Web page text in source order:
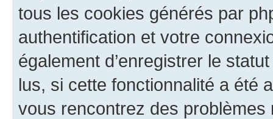
tous les cookies générés par
authentification et votre
également d’enregistrer le
lus, si cette fonctionnalité a été
vous rencontrez des